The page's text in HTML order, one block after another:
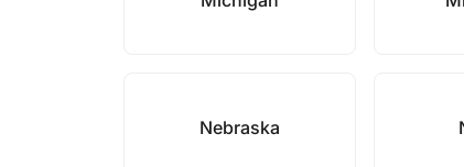
Nebraska